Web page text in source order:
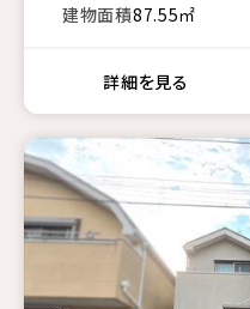
建物面積87.55㎡
詳細を見る